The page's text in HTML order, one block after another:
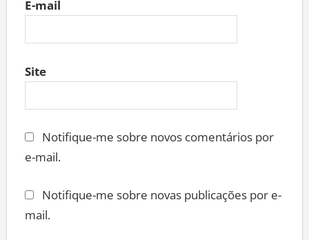
E-mail
Site
Notifique-me sobre novos comentários por
e-mail.
Notifique-me sobre novas publicações por e-
mail.